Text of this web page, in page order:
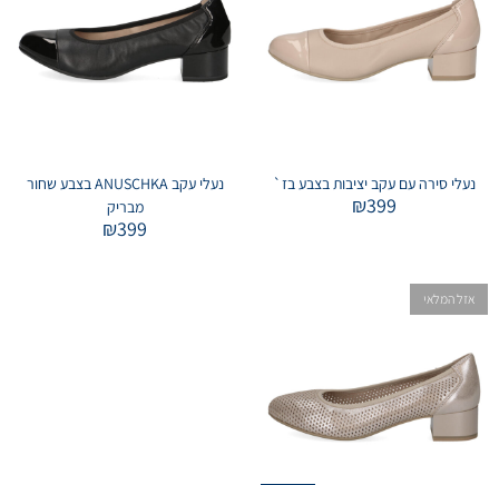
נעלי סירה עם עקב יציבות בצבע בז`
₪399
נעלי עקב ANUSCHKA בצבע שחור
מבריק
₪399
אזל המלאי